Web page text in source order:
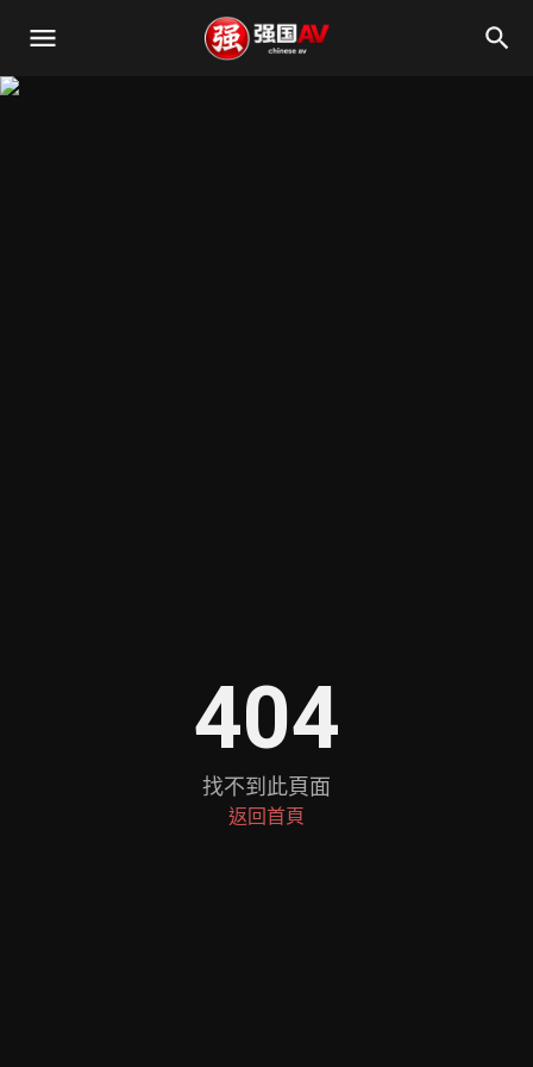
404
找不到此頁面
返回首頁